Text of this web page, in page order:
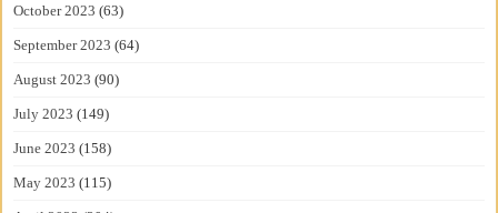
October 2023 (63)
September 2023 (64)
August 2023 (90)
July 2023 (149)
June 2023 (158)
May 2023 (115)